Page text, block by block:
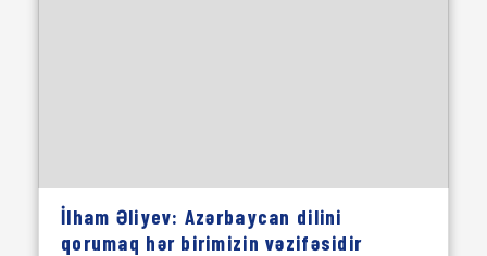
İlham Əliyev: Azərbaycan dilini
qorumaq hər birimizin vəzifəsidir